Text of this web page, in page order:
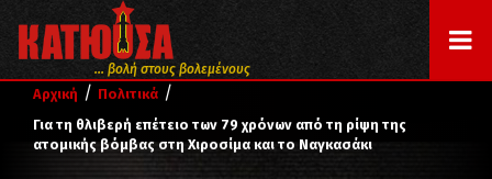
... βολή στους βολεμένους
Αρχική / Πολιτικά /
Για τη θλιβερή επέτειο των 79 χρόνων από τη ρίψη της
ατομικής βόμβας στη Χιροσίμα και το Ναγκασάκι